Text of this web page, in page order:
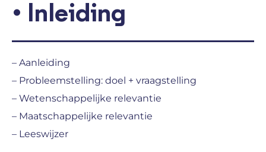
• Inleiding
– Aanleiding
– Probleemstelling: doel + vraagstelling
– Wetenschappelijke relevantie
– Maatschappelijke relevantie
– Leeswijzer